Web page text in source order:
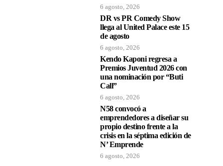
6 agosto, 2026
DR vs PR Comedy Show
llega al United Palace este 15
de agosto
6 agosto, 2026
Kendo Kaponi regresa a
Premios Juventud 2026 con
una nominación por “Buti
Call”
6 agosto, 2026
N58 convocó a
emprendedores a diseñar su
propio destino frente a la
crisis en la séptima edición de
N’ Emprende
6 agosto, 2026